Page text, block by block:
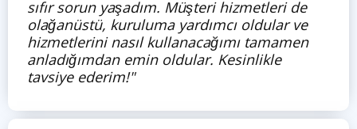
sıfır sorun yaşadım. Müşteri hizmetleri de
olağanüstü, kuruluma yardımcı oldular ve
hizmetlerini nasıl kullanacağımı tamamen
anladığımdan emin oldular. Kesinlikle
tavsiye ederim!"